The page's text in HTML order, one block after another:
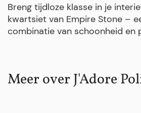
Breng tijdloze klasse in je
kwartsiet van Empire Stone –
combinatie van schoonheid en
Meer over J'Adore